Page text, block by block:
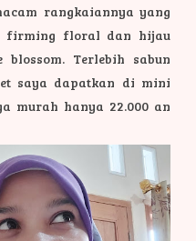
rangkaiannya yang
firming floral dan hijau
Terlebih sabun
saya dapatkan di mini
murah hanya 22.000 an